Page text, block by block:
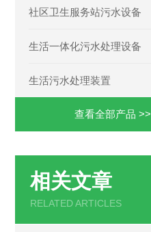
社区卫生服务站污水设备
生活一体化污水处理设备
生活污水处理装置
查看全部产品 >>
相关文章
RELATED ARTICLES